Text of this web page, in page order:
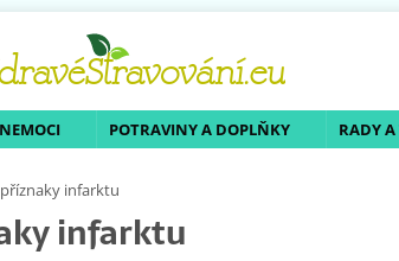
NEMOCI POTRAVINY A DOPLŇKY RADY
příznaky infarktu
infarktu